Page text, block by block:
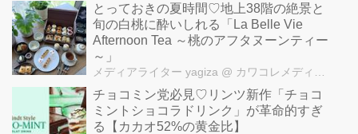
とっておきの夏時間♡地上38階の絶景と
旬の白桃に酔いしれる「La Belle Vie
Afternoon Tea ～桃のアフタヌーンティー
～」
メディアライター yagiza @ カワコレメディア編集部
チョコミン党必見♡リンツ新作「チョコ
ミントショコラドリンク」が革命的すぎ
る【カカオ52%の黄金比】